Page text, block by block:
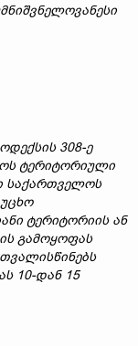
მნიშვნელოვანესი
308-ე
ტერიტორიული
საქართველოს
უცხო
ტერიტორიის ან
გამოყოფას
10-დან 15